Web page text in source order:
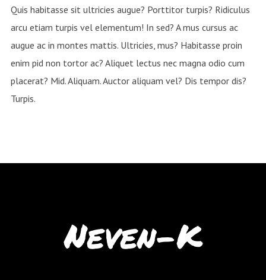
Quis habitasse sit ultricies augue? Porttitor turpis? Ridiculus
arcu etiam turpis vel elementum! In sed? A mus cursus ac
augue ac in montes mattis. Ultricies, mus? Habitasse proin
enim pid non tortor ac? Aliquet lectus nec magna odio cum
placerat? Mid. Aliquam. Auctor aliquam vel? Dis tempor dis?
Turpis.
Neven-K